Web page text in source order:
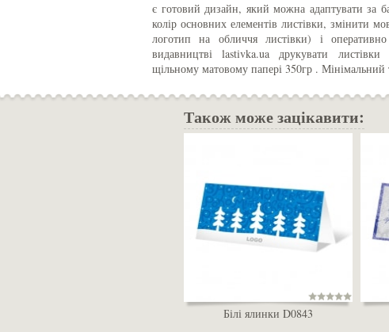
є готовий дизайн, який можна адаптувати за
колір основних елементів листівки, змінити
логотип на обличчя листівки) і
видавництві lastivka.ua друкувати
щільному матовому папері 350гр .
Також може зацікавити:
Білі ялинки D0843